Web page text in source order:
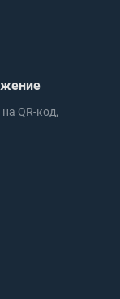
QR-код,